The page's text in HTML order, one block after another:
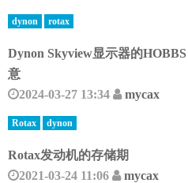
dynon rotax
Dynon Skyview显示器的
意
2024-03-27 13:34
mycax
Rotax dynon
Rotax发动机的存储期
2021-03-24 11:06
mycax